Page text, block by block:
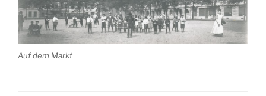
Auf dem Markt